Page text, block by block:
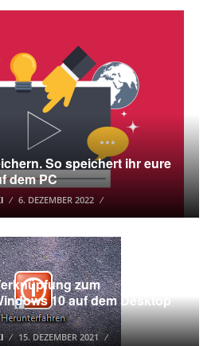
So speichert ihr eure
dem PC
6. DEZEMBER 2022
zum
10 auf dem Desktop
15. DEZEMBER 2021